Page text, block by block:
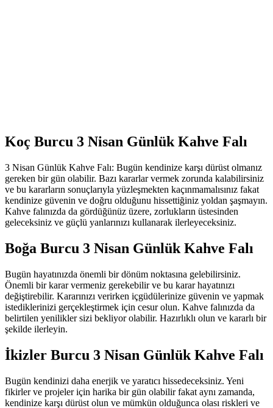
Koç Burcu 3 Nisan Günlük Kahve Falı
3 Nisan Günlük Kahve Falı: Bugün kendinize karşı dürüst olmanız
gereken bir gün olabilir. Bazı kararlar vermek zorunda kalabilirsiniz
ve bu kararların sonuçlarıyla yüzleşmekten kaçınmamalısınız fakat
kendinize güvenin ve doğru olduğunu hissettiğiniz yoldan şaşmayın.
Kahve falınızda da gördüğünüz üzere, zorlukların üstesinden
geleceksiniz ve güçlü yanlarınızı kullanarak ilerleyeceksiniz.
Boğa Burcu 3 Nisan Günlük Kahve Falı
Bugün hayatınızda önemli bir dönüm noktasına gelebilirsiniz.
Önemli bir karar vermeniz gerekebilir ve bu karar hayatınızı
değiştirebilir. Kararınızı verirken içgüdülerinize güvenin ve yapmak
istediklerinizi gerçekleştirmek için cesur olun. Kahve falınızda da
belirtilen yenilikler sizi bekliyor olabilir. Hazırlıklı olun ve kararlı bir
şekilde ilerleyin.
İkizler Burcu 3 Nisan Günlük Kahve Falı
Bugün kendinizi daha enerjik ve yaratıcı hissedeceksiniz. Yeni
fikirler ve projeler için harika bir gün olabilir fakat aynı zamanda,
kendinize karşı dürüst olun ve mümkün olduğunca olası riskleri ve